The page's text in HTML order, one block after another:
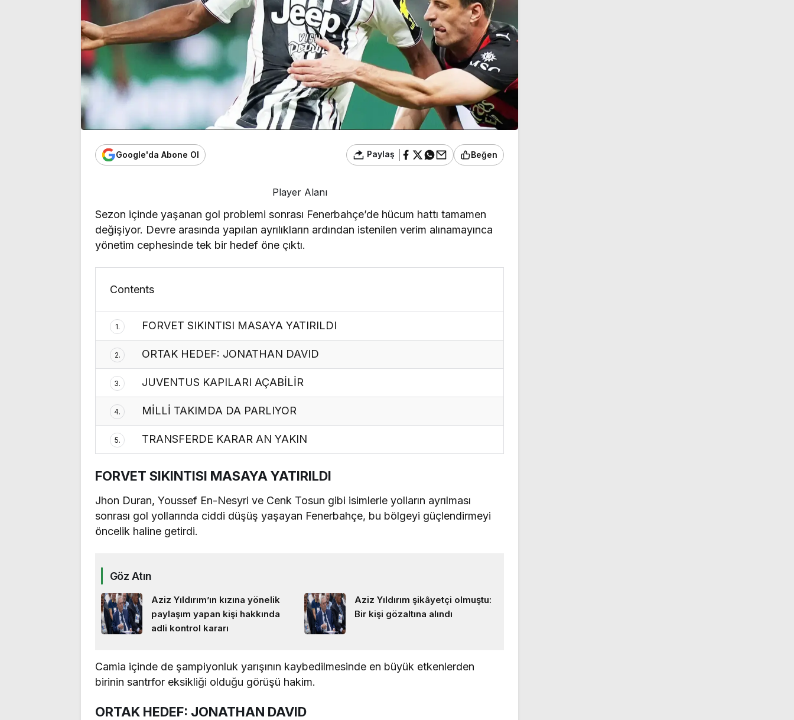
Google'da Abone Ol Paylaş Beğen
Player Alanı
Sezon içinde yaşanan gol problemi sonrası Fenerbahçe’de hücum hattı tamamen
değişiyor. Devre arasında yapılan ayrılıkların ardından istenilen verim alınamayınca
yönetim cephesinde tek bir hedef öne çıktı.
Contents
1. FORVET SIKINTISI MASAYA YATIRILDI
2. ORTAK HEDEF: JONATHAN DAVID
3. JUVENTUS KAPILARI AÇABİLİR
4. MİLLİ TAKIMDA DA PARLIYOR
5. TRANSFERDE KARAR AN YAKIN
FORVET SIKINTISI MASAYA YATIRILDI
Jhon Duran, Youssef En-Nesyri ve Cenk Tosun gibi isimlerle yolların ayrılması
sonrası gol yollarında ciddi düşüş yaşayan Fenerbahçe, bu bölgeyi güçlendirmeyi
öncelik haline getirdi.
Göz Atın
Aziz Yıldırım’ın kızına yönelik
paylaşım yapan kişi hakkında
adli kontrol kararı
Aziz Yıldırım şikâyetçi olmuştu:
Bir kişi gözaltına alındı
Camia içinde de şampiyonluk yarışının kaybedilmesinde en büyük etkenlerden
birinin santrfor eksikliği olduğu görüşü hakim.
ORTAK HEDEF: JONATHAN DAVID